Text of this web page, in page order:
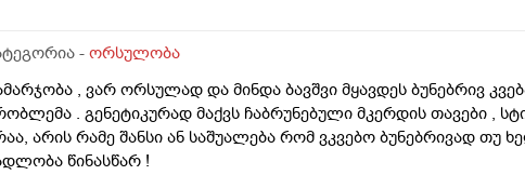
- ორსულობა
, ვარ ორსულად და მინდა ბავშვი მყავდეს ბუნებრივ
. გენეტიკურად მაქვს ჩაბრუნებული მკერდის თავები ,
არის რამე შანსი ან საშუალება რომ ვკვებო ბუნებრივად თუ
წინასწარ !